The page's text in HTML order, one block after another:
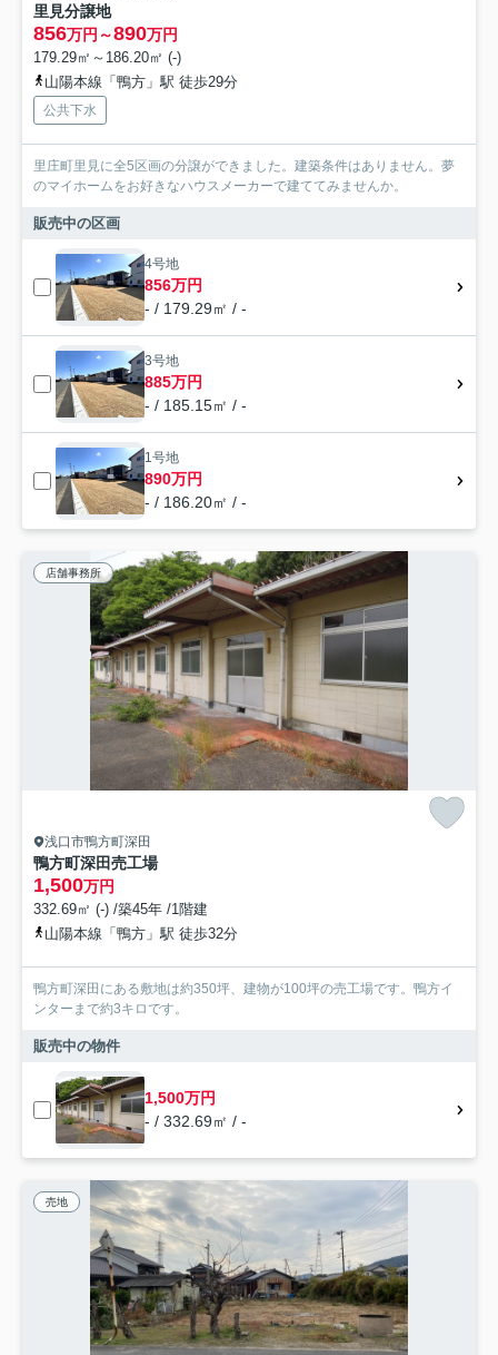
里見分譲地
856万円～890万円
179.29㎡～186.20㎡ (-)
山陽本線「鴨方」駅 徒歩29分
公共下水
里庄町里見に全5区画の分譲ができました。建築条件はありません。夢
のマイホームをお好きなハウスメーカーで建ててみませんか。
販売中の区画
4号地
856万円
- / 179.29㎡ / -
3号地
885万円
- / 185.15㎡ / -
1号地
890万円
- / 186.20㎡ / -
店舗事務所
浅口市鴨方町深田
鴨方町深田売工場
1,500万円
332.69㎡ (-) /築45年 /1階建
山陽本線「鴨方」駅 徒歩32分
鴨方町深田にある敷地は約350坪、建物が100坪の売工場です。鴨方イ
ンターまで約3キロです。
販売中の物件
1,500万円
- / 332.69㎡ / -
売地